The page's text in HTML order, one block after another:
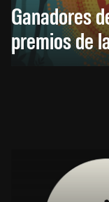
Ganadores
premios de